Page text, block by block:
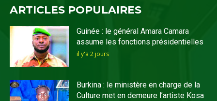
ARTICLES POPULAIRES
Guinée : le général Amara Camara
assume les fonctions présidentielles
il y'a 2 jours
Burkina : le ministère en charge de la
Culture met en demeure l’artiste Kosa